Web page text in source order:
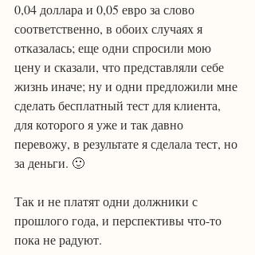
0,04 доллара и 0,05 евро за слово
соответственно, в обоих случаях я
отказалась; еще одни спросили мою
цену и сказали, что представляли себе
жизнь иначе; ну и одни предложили мне
сделать бесплатный тест для клиента,
для которого я уже и так давно
перевожу, в результате я сделала тест, но
за деньги. 🙂
Так и не платят одни должники с
прошлого года, и перспективы что-то
пока не радуют.